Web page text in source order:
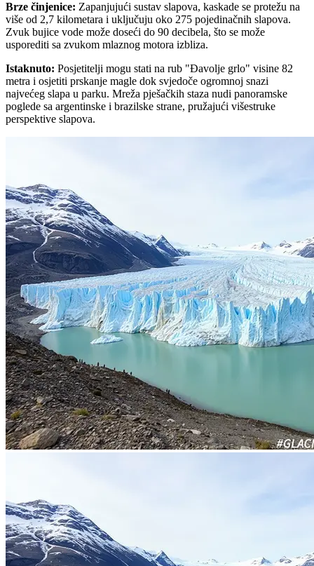
Brze činjenice: Zapanjujući sustav slapova, kaskade se protežu na
više od 2,7 kilometara i uključuju oko 275 pojedinačnih slapova.
Zvuk bujice vode može doseći do 90 decibela, što se može
usporediti sa zvukom mlaznog motora izbliza.
Istaknuto: Posjetitelji mogu stati na rub "Đavolje grlo" visine 82
metra i osjetiti prskanje magle dok svjedoče ogromnoj snazi
najvećeg slapa u parku. Mreža pješačkih staza nudi panoramske
poglede sa argentinske i brazilske strane, pružajući višestruke
perspektive slapova.